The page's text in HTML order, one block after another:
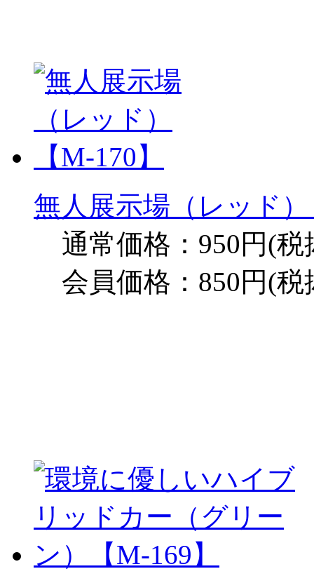
無人展示場（レッド
通常価格：950円(税
会員価格：850円(税